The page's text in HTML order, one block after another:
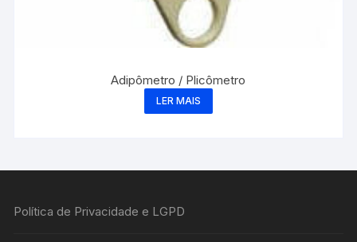
Adipômetro / Plicômetro
LER MAIS
Política de Privacidade e LGPD